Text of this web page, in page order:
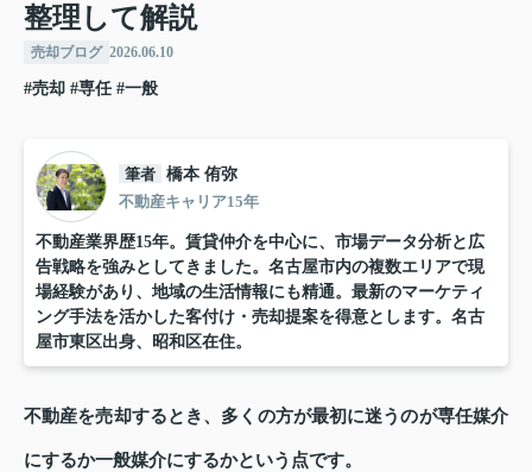
整理して解説
売却ブログ 2026.06.10
#売却 #専任 #一般
筆者 橋本 侑弥
不動産キャリア15年
不動産業界歴15年。賃貸仲介を中心に、市場データ分析と広
告戦略を強みとしてきました。名古屋市内の複数エリアで現
場経験があり、地域の生活情報にも精通。最新のマーケティ
ング手法を活かした客付け・売却提案を得意とします。名古
屋市東区出身、昭和区在住。
不動産を売却するとき、多くの方が最初に迷うのが専任媒介
にするか一般媒介にするかという点です。